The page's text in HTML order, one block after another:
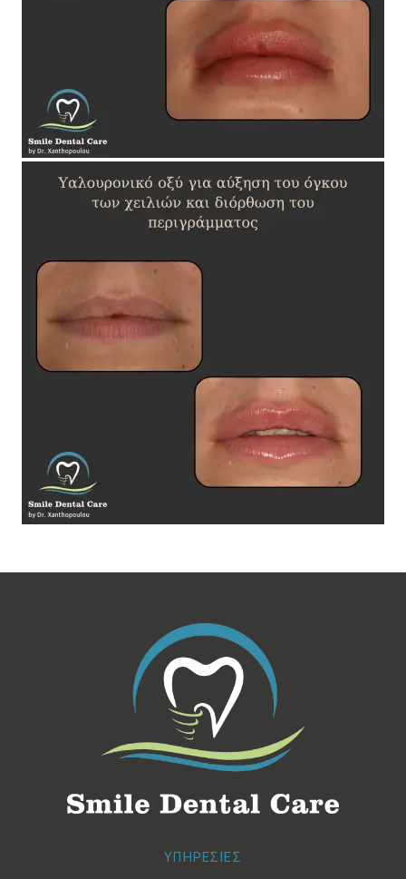
ΥΠΗΡΕΣΙΕΣ